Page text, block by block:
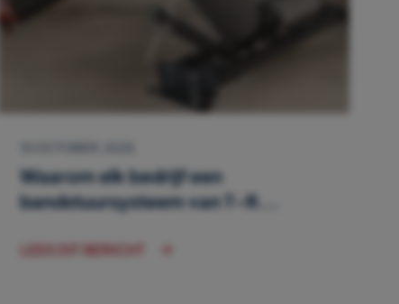
Waarom elk bedrijf een
bandstuursysteem van T-R...
LEES DIT BERICHT